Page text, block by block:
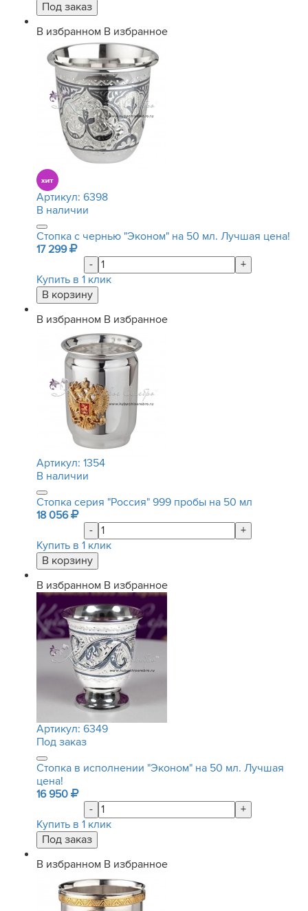
В избранном В избранное
Артикул: 6398
В наличии
Стопка с чернью "Эконом" на 50 мл. Лучшая цена!
17 299
-
+
Купить в 1 клик
В избранном В избранное
Артикул: 1354
В наличии
Стопка серия "Россия" 999 пробы на 50 мл
18 056
-
+
Купить в 1 клик
В избранном В избранное
Артикул: 6349
Под заказ
Стопка в исполнении "Эконом" на 50 мл. Лучшая
цена!
16 950
-
+
Купить в 1 клик
В избранном В избранное